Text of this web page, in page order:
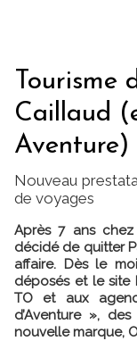
Tourisme
Caillaud
Aventure)
Nouveau
de voyages
Après 7 ans
décidé de quitter
affaire. Dès le
déposés et le site
TO et aux
d’Aventure »,
nouvelle marque,